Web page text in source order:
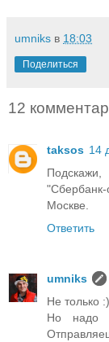
umniks в 18:03
Поделиться
12
taksos 14
Москве.
Ответить
umniks
Не только :)
Но надо